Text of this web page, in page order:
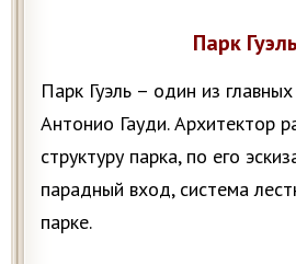
Парк Гуэль
Парк Гуэль – один из
Антонио Гауди. Архитектор
структуру парка, по его
парадный вход, система
парке.